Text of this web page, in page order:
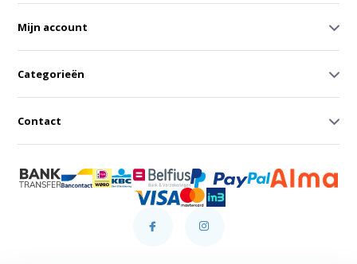
Mijn account
Categorieën
Contact